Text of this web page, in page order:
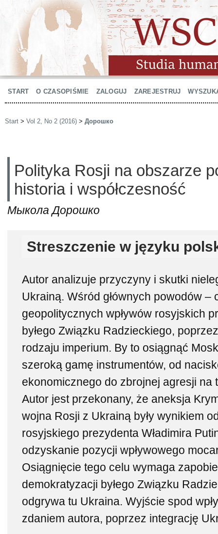
START O CZASOPIŚMIE ZALOGUJ ZAREJESTRUJ
Start > Vol 2, No 2 (2016) > Дорошко
Polityka Rosji na obszarze
historia i współczesność
Мыкола Дорошко
Streszczenie w języku
Autor analizuje przyczyny i skutki
Ukrainą. Wśród głównych powodów –
geopolitycznych wpływów rosyjskich
byłego Związku Radzieckiego,
rodzaju imperium. By to osiągnąć
szeroką gamę instrumentów, od
ekonomicznego do zbrojnej agresji na
Autor jest przekonany, że aneksja
wojna Rosji z Ukrainą były wynikiem
rosyjskiego prezydenta Władimira
odzyskanie pozycji wpływowego
Osiągnięcie tego celu wymaga
demokratyzacji byłego Związku
odgrywa tu Ukraina. Wyjście spod
zdaniem autora, poprzez integrację